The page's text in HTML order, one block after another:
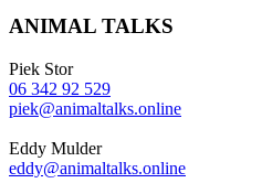
ANIMAL TALKS
Piek Stor
06 342 92 529
piek@animaltalks.online
Eddy Mulder
eddy@animaltalks.online